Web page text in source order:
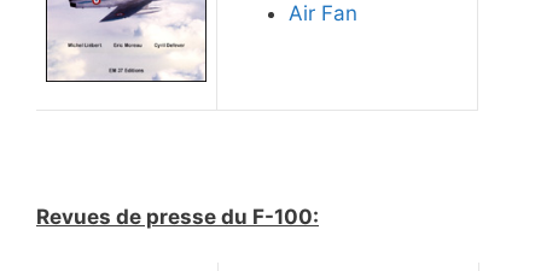
Air Fan
Revues de presse du F-100: